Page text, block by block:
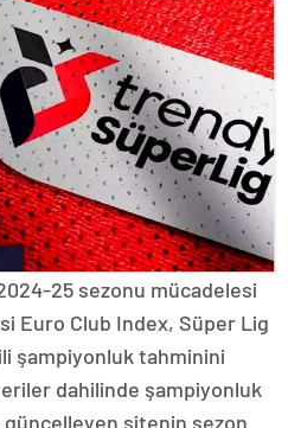
25 sezonu mücadelesi
Euro Club Index, Süper Lig
şampiyonluk tahminini
dahilinde şampiyonluk
sitenin sezon